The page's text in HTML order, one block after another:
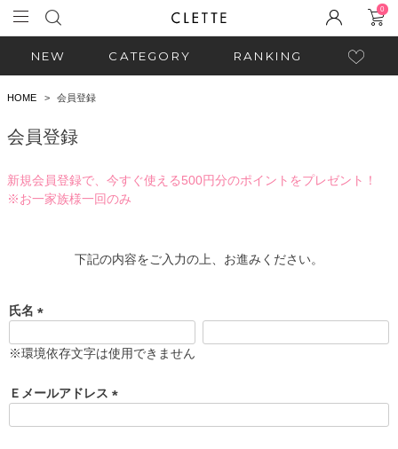
0
NEW CATEGORY RANKING
HOME 会員登録
会員登録
新規会員登録で、今すぐ使える500円分のポイントをプレゼント！
※お一家族様一回のみ
下記の内容をご入力の上、お進みください。
氏名
必
)
※環境依存文字は使用できません
Ｅメールアドレス